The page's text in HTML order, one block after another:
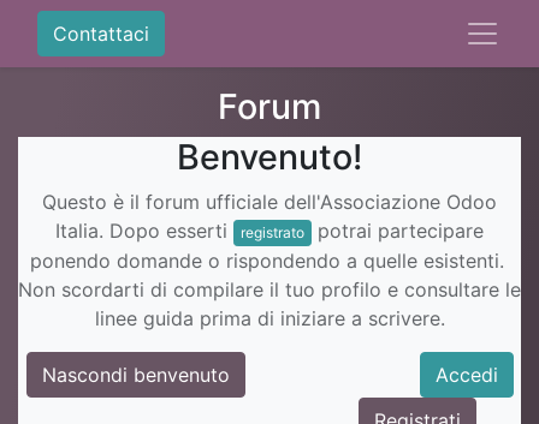
Contattaci
Forum
Benvenuto!
Questo è il forum ufficiale dell'Associazione Odoo
Italia. Dopo esserti
registrato
potrai partecipare
ponendo domande o rispondendo a quelle esistenti.
Non scordarti di compilare il tuo profilo e consultare le
linee guida prima di iniziare a scrivere.
Nascondi benvenuto
Accedi